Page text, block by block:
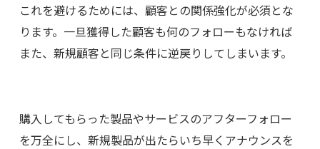
これを避けるためには、顧客との関係強化が必須とな
ります。一旦獲得した顧客も何のフォローもなければ
また、新規顧客と同じ条件に逆戻りしてしまいます。
購入してもらった製品やサービスのアフターフォロー
を万全にし、新規製品が出たらいち早くアナウンスを